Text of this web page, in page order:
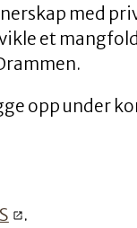
med
et
opp under
.